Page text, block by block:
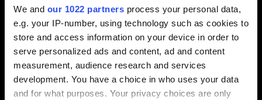
We and our 1022 partners process your personal data,
e.g. your IP-number, using technology such as cookies to
store and access information on your device in order to
serve personalized ads and content, ad and content
measurement, audience research and services
development. You have a choice in who uses your data
and for what purposes. Your privacy choices are only
0/20
파일 추가
보고서에 파일을 첨부할 수 있습니다. 예를 들어 그래픽